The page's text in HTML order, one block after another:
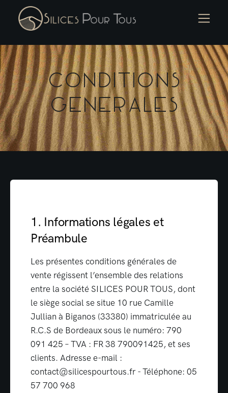
Conditions
Generales
1. Informations légales et
Préambule
Les présentes conditions générales de
vente régissent l’ensemble des relations
entre la société SILICES POUR TOUS, dont
le siège social se situe 10 rue Camille
Jullian à Biganos (33380) immatriculée au
R.C.S de Bordeaux sous le numéro: 790
091 425 – TVA : FR 38 790091425, et ses
clients. Adresse e-mail :
contact@silicespourtous.fr - Téléphone: 05
57 700 968